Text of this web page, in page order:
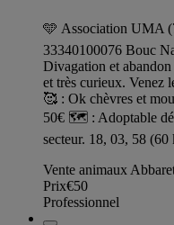
🩵 Association UMA
33340100076 Bouc
Divagation et
et très curieux. Venez
🥰 : Ok chèvres et
50€ 🗺️ : Adoptable
secteur. 18, 03, 58
Vente animaux
Prix€50
Professionnel